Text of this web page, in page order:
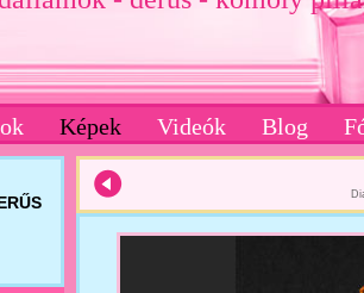
Képek Videók Blog